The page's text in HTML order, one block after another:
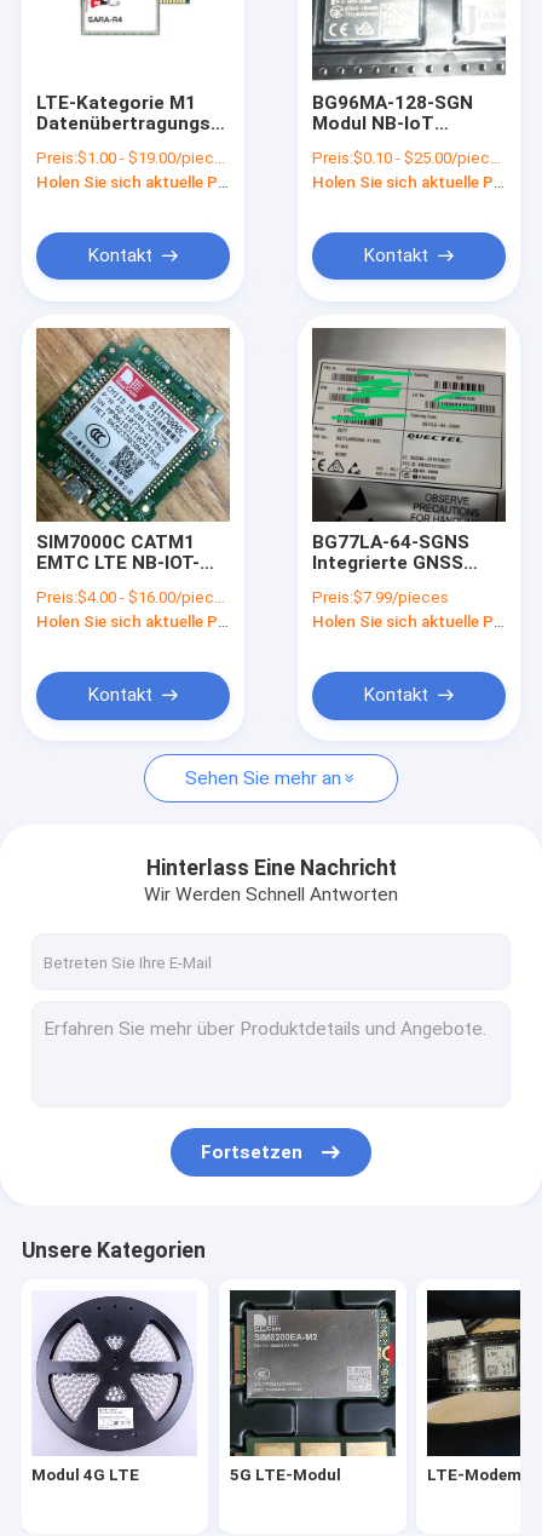
Produkte
Videos
Über uns
Werksbesichtigung
Neuigkeiten
Bitte um ein Angebot
Modul 4G LTE
5G LTE-Modul
Modul für drahtlose Router
LTE-Kategorie M1
Datenübertragungsrate
4G LTE-Modul SARA-
R410M-02B-01
Preis:$1.00 - $19.00/pieces
Kontakt
BG96MA-128-SGN
Modul NB-IoT
Formenfaktor Lte
CAT M1
Preis:$0.10 - $25.00/pieces
Kontakt
SIM7000C CATM1
EMTC LTE NB-IOT-
GPRS/EDGE-Modul
Preis:$4.00 - $16.00/pieces
Kontakt
BG77LA-64-SGNS
Integrierte GNSS
LTE Katze M1/Katze
NB2 Modul
Preis:$7.99/pieces
Kontakt
Sehen Sie mehr an
Hinterlass Eine Nachricht
Wir Werden Schnell Antworten
Fortsetzen
Unsere Kategorien
Modul 4G LTE 5G LTE-Modul LTE-